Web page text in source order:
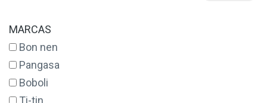
14
14 AÑOS
16
17
18
MARCAS
Bon nen
Pangasa
Boboli
Ti-tin